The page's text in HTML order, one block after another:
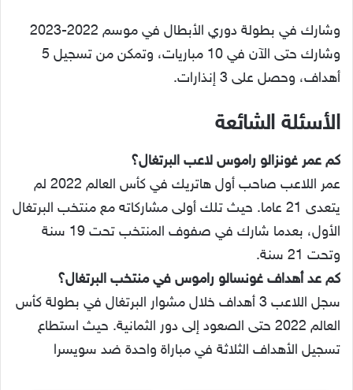
وشارك في بطولة دوري الأبطال في موسم 2022-2023
وشارك حتى الآن في 10 مباريات، وتمكن من تسجيل 5
أهداف، وحصل على 3 إنذارات.
الأسئلة الشائعة
كم عمر غونزالو راموس لاعب البرتغال؟
عمر اللاعب صاحب أول هاتريك في كأس العالم 2022 لم
يتعدى 21 عاما. حيث تلك أولى مشاركاته مع منتخب البرتغال
الأول، بعدما شارك في صفوف المنتخب تحت 19 سنة
وتحت 21 سنة.
كم عد أهداف غونسالو راموس في منتخب البرتغال؟
سجل اللاعب 3 أهداف خلال مشوار البرتغال في بطولة كأس
العالم 2022 حتى الصعود إلى دور الثمانية. حيث استطاع
تسجيل الأهداف الثلاثة في مباراة واحدة ضد سويسرا